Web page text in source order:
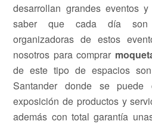
desarrollan grandes eventos
saber que cada día son
organizadoras de estos
nosotros para comprar
de este tipo de espacios
Santander donde se
exposición de productos y
además con total garantía